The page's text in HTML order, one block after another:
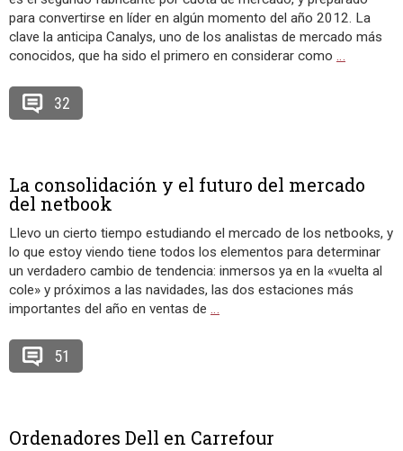
para convertirse en líder en algún momento del año 2012. La
clave la anticipa Canalys, uno de los analistas de mercado más
conocidos, que ha sido el primero en considerar como …
32
La consolidación y el futuro del mercado
del netbook
Llevo un cierto tiempo estudiando el mercado de los netbooks, y
lo que estoy viendo tiene todos los elementos para determinar
un verdadero cambio de tendencia: inmersos ya en la «vuelta al
cole» y próximos a las navidades, las dos estaciones más
importantes del año en ventas de …
51
Ordenadores Dell en Carrefour